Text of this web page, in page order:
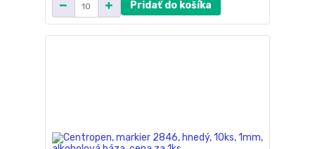
Pridať do košíka